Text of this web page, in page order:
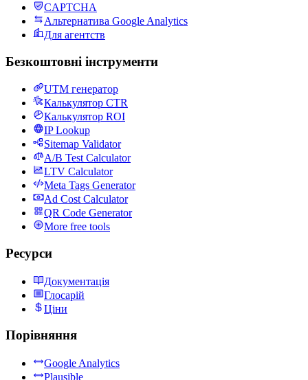
CAPTCHA
Альтернатива Google Analytics
Для агентств
Безкоштовні інструменти
UTM генератор
Калькулятор CTR
Калькулятор ROI
IP Lookup
Sitemap Validator
A/B Test Calculator
LTV Calculator
Meta Tags Generator
Ad Cost Calculator
QR Code Generator
More free tools
Ресурси
Документація
Глосарій
Ціни
Порівняння
Google Analytics
Plausible